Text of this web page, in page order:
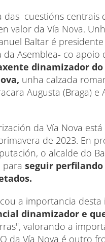
das cuestións
valor da Vía Nova.
Baltar é
da Asemblea- co
dinamizador
unha calzada
Augusta (Braga)
da Vía Nova está
de 2023. En
o alcalde do
para seguir
a importancia
dinamizador e
valorando a
da Vía Nova é outro